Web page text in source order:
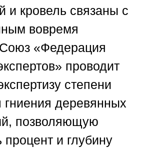
и кровель связаны с
вовремя
Союз «Федерация
проводит
степени
деревянных
позволяющую
процент и глубину